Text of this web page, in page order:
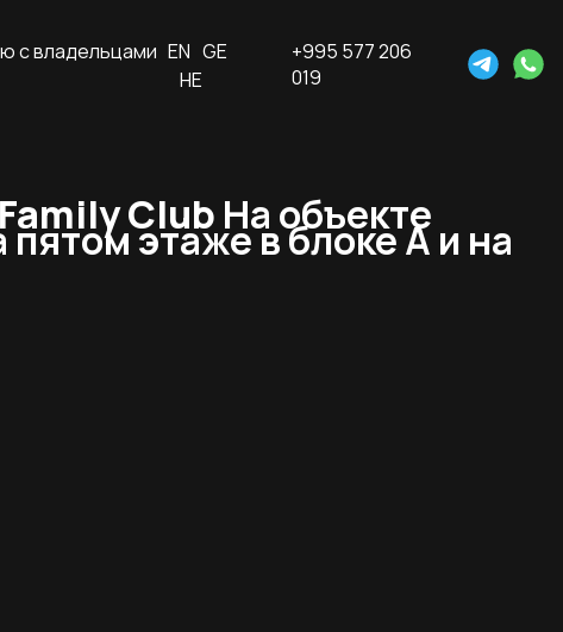
с владельцами EN GE
HE
+995 577 206
019
Club На объекте
этаже в блоке А и на